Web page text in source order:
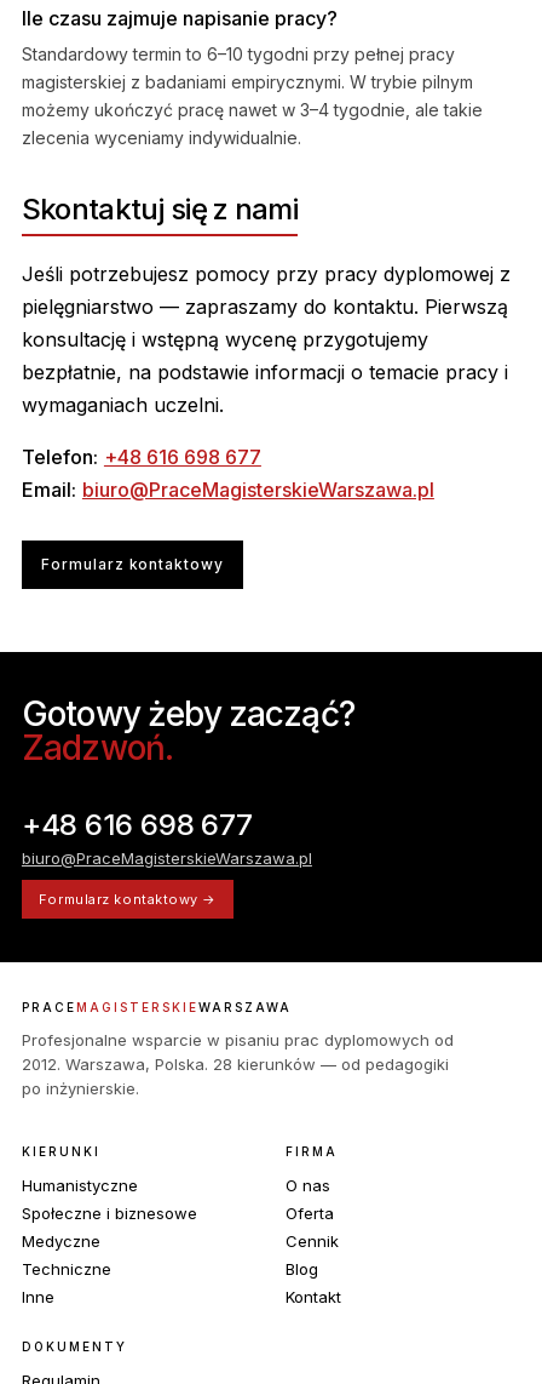
Ile czasu zajmuje napisanie pracy?
Standardowy termin to 6–10 tygodni przy pełnej pracy
magisterskiej z badaniami empirycznymi. W trybie pilnym
możemy ukończyć pracę nawet w 3–4 tygodnie, ale takie
zlecenia wyceniamy indywidualnie.
Skontaktuj się z nami
Jeśli potrzebujesz pomocy przy pracy dyplomowej z
pielęgniarstwo — zapraszamy do kontaktu. Pierwszą
konsultację i wstępną wycenę przygotujemy
bezpłatnie, na podstawie informacji o temacie pracy i
wymaganiach uczelni.
Telefon: +48 616 698 677
Email: biuro@PraceMagisterskieWarszawa.pl
Formularz kontaktowy
Gotowy żeby zacząć?
Zadzwoń.
+48 616 698 677
biuro@PraceMagisterskieWarszawa.pl
Formularz kontaktowy →
PRACEMAGISTERSKIEWARSZAWA
Profesjonalne wsparcie w pisaniu prac dyplomowych od
2012. Warszawa, Polska. 28 kierunków — od pedagogiki
po inżynierskie.
KIERUNKI
Humanistyczne
Społeczne i biznesowe
Medyczne
Techniczne
Inne
FIRMA
O nas
Oferta
Cennik
Blog
Kontakt
DOKUMENTY